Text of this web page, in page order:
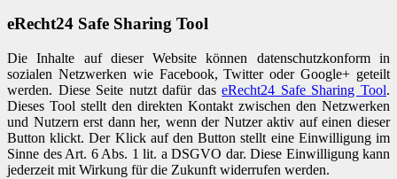
eRecht24 Safe Sharing Tool
Die Inhalte auf dieser Website können datenschutzkonform in
sozialen Netzwerken wie Facebook, Twitter oder Google+ geteilt
werden. Diese Seite nutzt dafür daseRecht24 Safe Sharing Tool.
Dieses Tool stellt den direkten Kontakt zwischen den Netzwerken
und Nutzern erst dann her, wenn der Nutzer aktiv auf einen dieser
Button klickt. Der Klick auf den Button stellt eine Einwilligung im
Sinne des Art. 6 Abs. 1 lit. a DSGVO dar. Diese Einwilligung kann
jederzeit mit Wirkung für die Zukunft widerrufen werden.